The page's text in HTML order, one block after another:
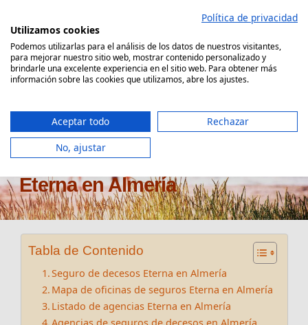
contenido
Comparador Seguro Decesos
Oficinas seguros de decesos
Eterna en Almería
Tabla de Contenido
Seguro de decesos Eterna en Almería
Mapa de oficinas de seguros Eterna en Almería
Listado de agencias Eterna en Almería
Política de privacidad
Utilizamos cookies
Podemos utilizarlas para el análisis de los datos de nuestros visitantes,
para mejorar nuestro sitio web, mostrar contenido personalizado y
brindarle una excelente experiencia en el sitio web. Para obtener más
información sobre las cookies que utilizamos, abre los ajustes.
Aceptar todo
Rechazar
No, ajustar